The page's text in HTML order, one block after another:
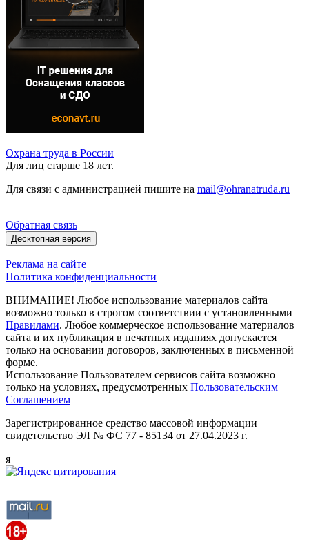
Охрана труда в России
Для лиц старше 18 лет.
Для связи с администрацией пишите на mail@ohranatruda.ru
Обратная связь
Десктопная версия
Реклама на сайте
Политика конфиденциальности
ВНИМАНИЕ! Любое использование материалов сайта
возможно только в строгом соответствии с установленными
Правилами. Любое коммерческое использование материалов
сайта и их публикация в печатных изданиях допускается
только на основании договоров, заключенных в письменной
форме.
Использование Пользователем сервисов сайта возможно
только на условиях, предусмотренных Пользовательским
Соглашением
Зарегистрированное средство массовой информации
свидетельство ЭЛ № ФС 77 - 85134 от 27.04.2023 г.
я